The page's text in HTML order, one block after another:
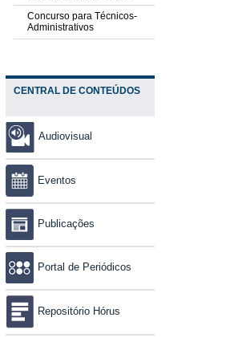
Concurso para Técnicos-
Administrativos
CENTRAL DE CONTEÚDOS
Audiovisual
Eventos
Publicações
Portal de Periódicos
Repositório Hórus